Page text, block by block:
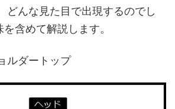
どんな見た目で出現するのでし
含めて解説します。
ルダートップ